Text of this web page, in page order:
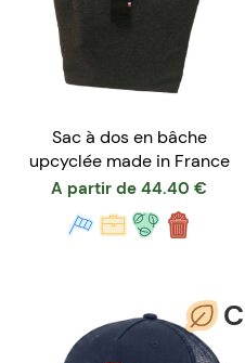
Sac à dos en bâche
upcyclée made in France
A partir de 44.40 €
C